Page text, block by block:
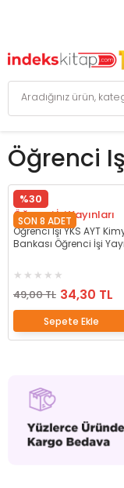
Öğrenci
%30
SON 8 ADET
Öğrenci İşi Yayınları
Öğrenci İşi YKS AYT
Bankası Öğrenci İşi
49,00 TL 34,30 TL
Sepete Ekle